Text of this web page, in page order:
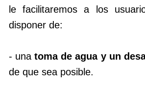
le facilitaremos a los
disponer de:
- unatoma de agua y un
de que sea posible.